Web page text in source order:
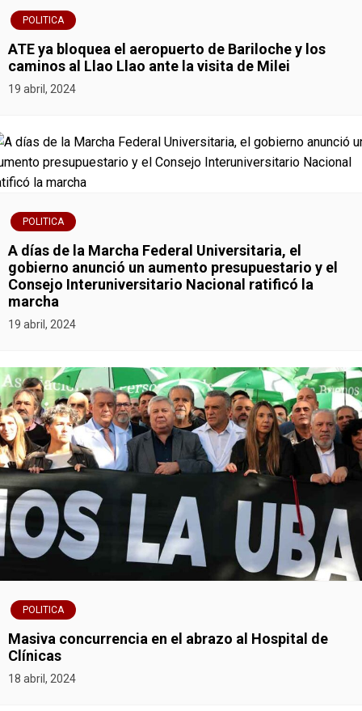
n
d
e
n
t
r
a
d
s
POLITICA
ATE ya bloquea el aeropuerto de Bariloche y los
caminos al Llao Llao ante la visita de Milei
19 abril, 2024
POLITICA
A días de la Marcha Federal Universitaria, el
gobierno anunció un aumento presupuestario y el
Consejo Interuniversitario Nacional ratificó la
marcha
19 abril, 2024
POLITICA
Masiva concurrencia en el abrazo al Hospital de
Clínicas
18 abril, 2024